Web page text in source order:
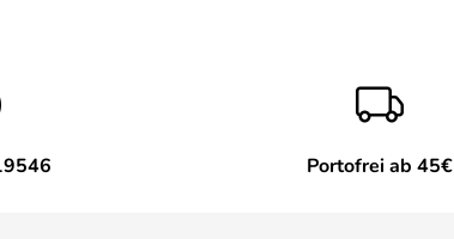
Portofrei ab 45€